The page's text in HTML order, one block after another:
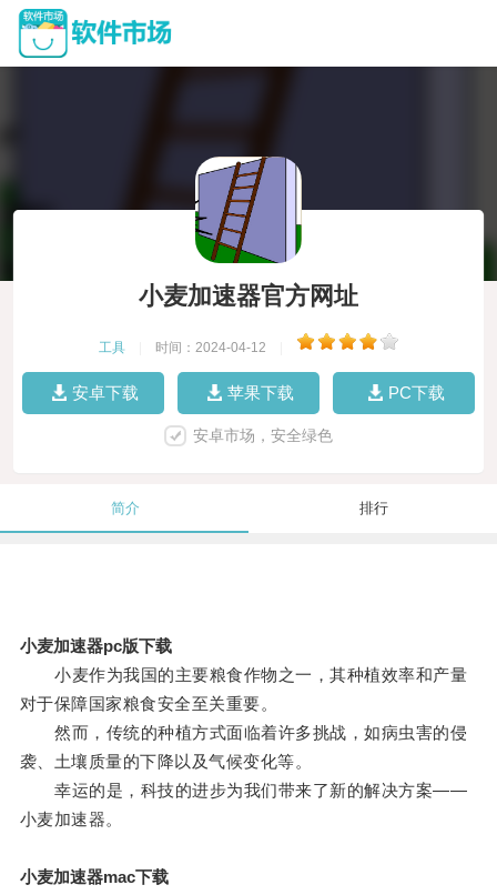
小麦加速器官方网址
工具 时间：2024-04-12
安卓下载 苹果下载 PC下载
安卓市场，安全绿色
简介 排行
小麦加速器pc版下载
小麦作为我国的主要粮食作物之一，其种植效率和产量
对于保障国家粮食安全至关重要。
然而，传统的种植方式面临着许多挑战，如病虫害的侵
袭、土壤质量的下降以及气候变化等。
幸运的是，科技的进步为我们带来了新的解决方案——
小麦加速器。
小麦加速器mac下载